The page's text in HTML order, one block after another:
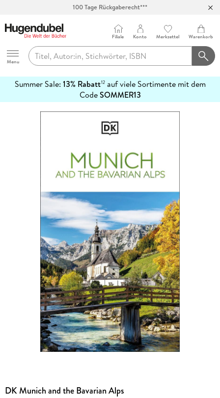
100 Tage Rückgaberecht***
Hugendubel
Menu
Filiale Konto Merkzettel Warenkorb
Summer Sale: 13% Rabatt12auf viele Sortimente mit dem
CodeSOMMER13
erfahren
DK Munich and the Bavarian Alps